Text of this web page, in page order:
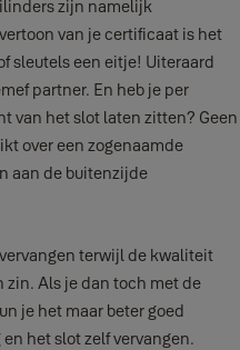
zijn namelijk
van je certificaat is het
sleutels een eitje! Uiteraard
partner. En heb je per
van het slot laten zitten? Geen
over een zogenaamde
aan de buitenzijde
terwijl de kwaliteit
zin. Als je dan toch met de
je het maar beter goed
het slot zelf vervangen.